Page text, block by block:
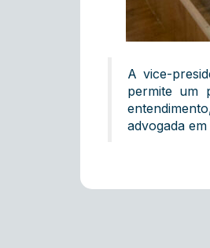
A vice-
permite um
advogada